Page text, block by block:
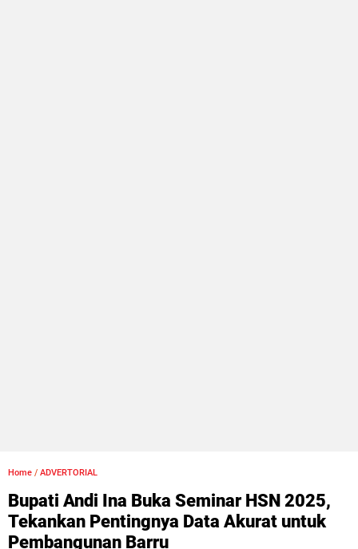
Home / ADVERTORIAL
Bupati Andi Ina Buka Seminar HSN 2025,
Tekankan Pentingnya Data Akurat untuk
Pembangunan Barru